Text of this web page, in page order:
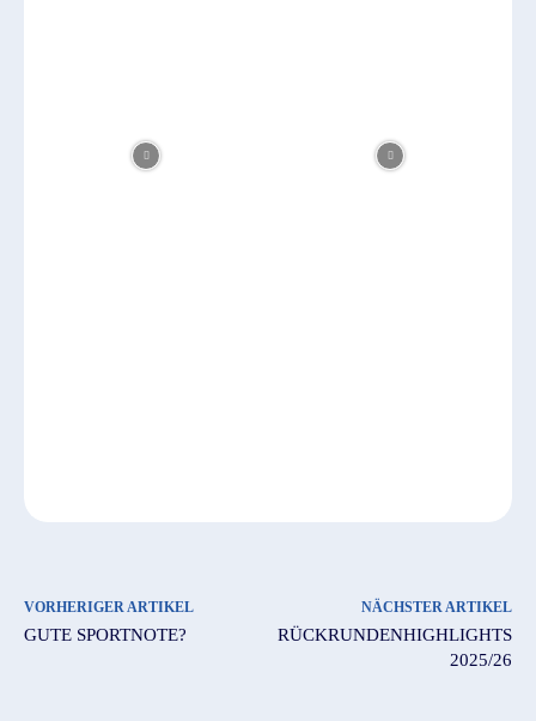
VORHERIGER ARTIKEL
GUTE SPORTNOTE?
NÄCHSTER ARTIKEL
RÜCKRUNDENHIGHLIGHTS
2025/26